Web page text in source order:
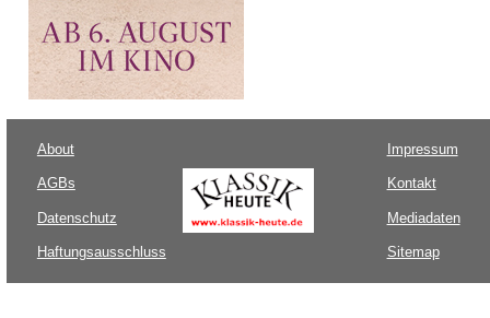
About
AGBs
Datenschutz
Haftungsausschluss
Impressum
Kontakt
Mediadaten
Sitemap